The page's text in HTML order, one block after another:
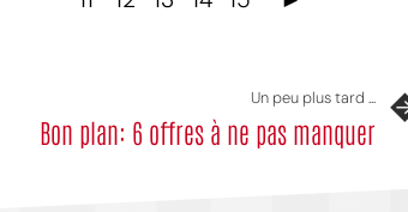
Un peu plus tard ...
Bon plan: 6 offres à ne pas manquer